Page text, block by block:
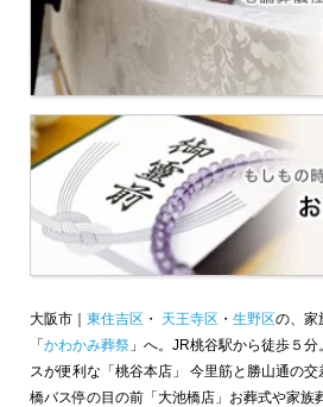
大阪市｜ 東住吉区 ・ 天王寺区 ・ 生野区の、家
「かわかみ葬祭 」へ。JR桃谷駅から徒歩５
スが便利な「桃谷本店」 今里筋と勝山通の
橋バス停の目の前「大池橋店」お葬式や家族